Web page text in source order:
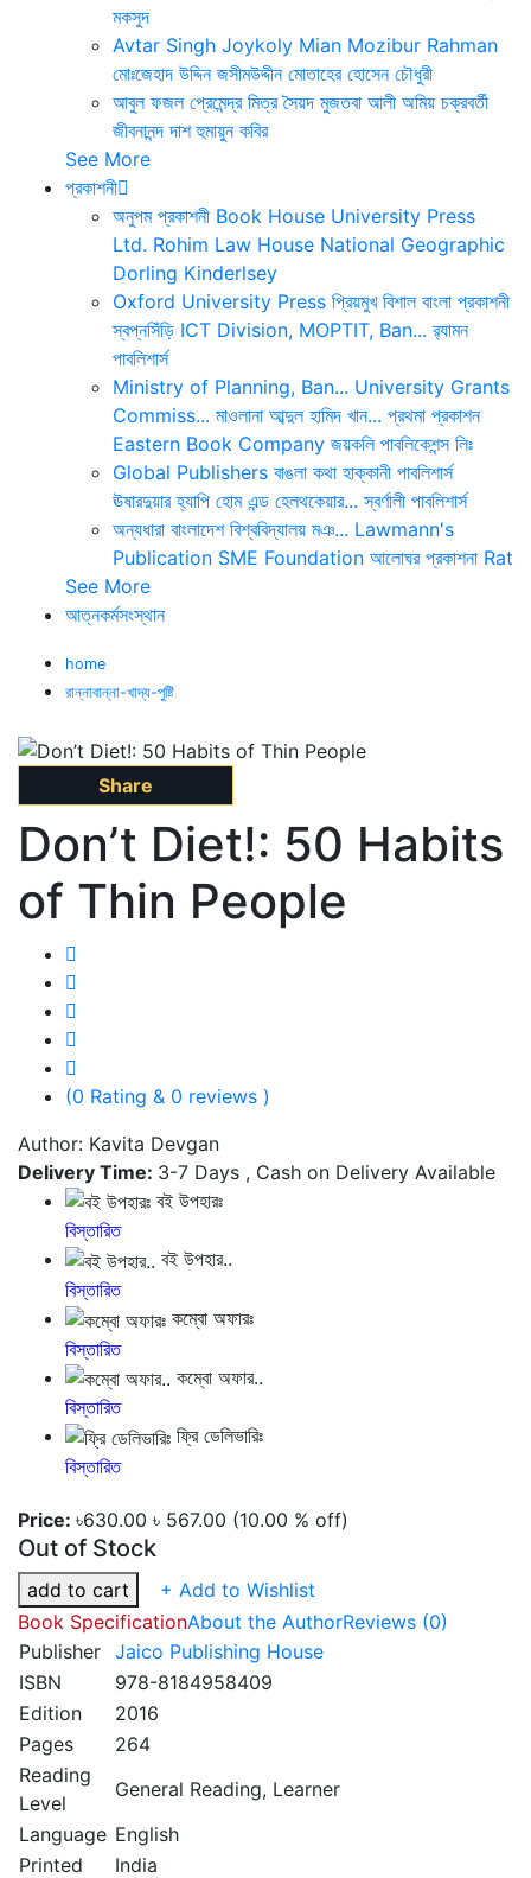
মকসুদ
Avtar Singh Joykoly Mian Mozibur Rahman
মোঃজেহাদ উদ্দিন জসীমউদ্দীন মোতাহের হোসেন চৌধুরী
আবুল ফজল প্রেমেন্দ্র মিত্র সৈয়দ মুজতবা আলী অমিয় চক্রবর্তী
জীবনানন্দ দাশ হুমায়ুন কবির
See More
প্রকাশনী
অনুপম প্রকাশনী Book House University Press
Ltd. Rohim Law House National Geographic
Dorling Kinderlsey
Oxford University Press প্রিয়মুখ বিশাল বাংলা প্রকাশনী
স্বপ্নসিঁড়ি ICT Division, MOPTIT, Ban... র‍্যামন
পাবলিশার্স
Ministry of Planning, Ban... University Grants
Commiss... মাওলানা আব্দুল হামিদ খান... প্রথমা প্রকাশন
Eastern Book Company জয়কলি পাবলিকেশন্স লিঃ
Global Publishers বাঙলা কথা হাক্কানী পাবলিশার্স
ঊষারদুয়ার হ্যাপি হোম এন্ড হেলথকেয়ার... স্বর্ণালী পাবলিশার্স
অন্যধারা বাংলাদেশ বিশ্ববিদ্যালয় মঞ... Lawmann's
Publication SME Foundation আলোঘর প্রকাশনা Rat
See More
আত্নকর্মসংস্থান
home
রান্নাবান্না-খাদ্য-পুষ্টি
Share
Don’t Diet!: 50 Habits
of Thin People
(0 Rating & 0 reviews )
Author: Kavita Devgan
Delivery Time: 3-7 Days , Cash on Delivery Available
বই উপহারঃ
বিস্তারিত
বই উপহার..
বিস্তারিত
কম্বো অফারঃ
বিস্তারিত
কম্বো অফার..
বিস্তারিত
ফ্রি ডেলিভারিঃ
বিস্তারিত
Price: ৳630.00 ৳ 567.00 (10.00 % off)
Out of Stock
add to cart
+ Add to Wishlist
Book SpecificationAbout the AuthorReviews (0)
Publisher Jaico Publishing House
ISBN
978-8184958409
Edition
2016
Pages
264
Reading
Level
General Reading, Learner
Language English
Printed
India